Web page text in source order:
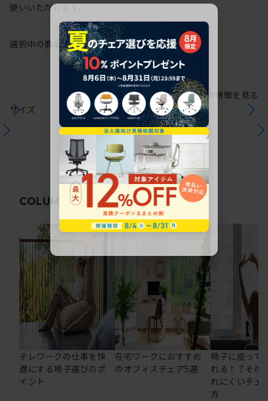
使いいただけます。
選択中の商品情報保証注意事項
サイズ
シリーズの特徴を見る
COLUMN 関連コラム
テレワークの仕事を快
適にする椅子選びのポ
イント
在宅ワークにおすすめ
のオフィスチェア5選
椅子に座って
れる！？その
れにくいチェ
方